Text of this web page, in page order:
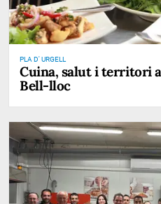
PLA D' URGELL
Cuina, salut i territori
Bell-lloc